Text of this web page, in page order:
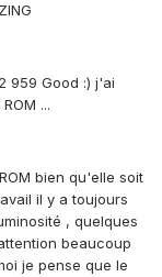
959 Good :) j'ai
...
bien qu'elle soit
il y a toujours
, quelques
beaucoup
je pense que le